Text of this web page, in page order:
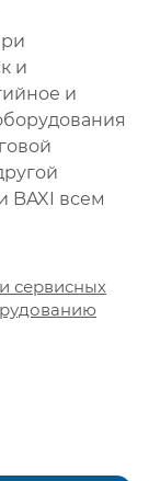
и
и
BAXI всем
сервисных